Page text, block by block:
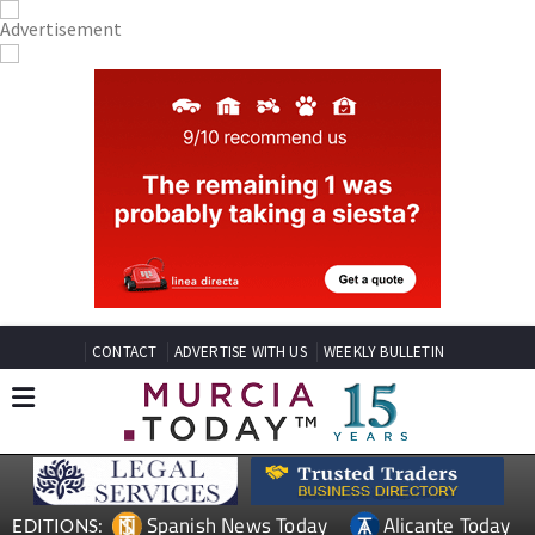
CONTACT ADVERTISE WITH US WEEKLY BULLETIN
EDITIONS: Spanish News Today Alicante Today